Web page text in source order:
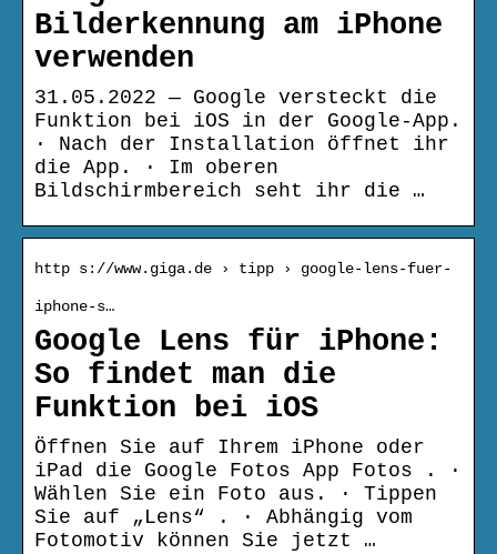
Bilderkennung am iPhone
verwenden
31.05.2022 — Google versteckt die
Funktion bei iOS in der Google-App.
· Nach der Installation öffnet ihr
die App. · Im oberen
Bildschirmbereich seht ihr die …
http s://www.giga.de › tipp › google-lens-fuer-
iphone-s…
Google Lens für iPhone:
So findet man die
Funktion bei iOS
Öffnen Sie auf Ihrem iPhone oder
iPad die Google Fotos App Fotos . ·
Wählen Sie ein Foto aus. · Tippen
Sie auf „Lens“ . · Abhängig vom
Fotomotiv können Sie jetzt …